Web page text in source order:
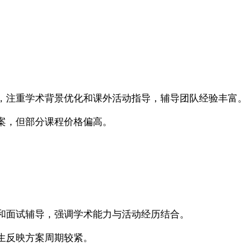
重学术背景优化和课外活动指导，辅导团队经验丰富。
但部分课程价格偏高。
试辅导，强调学术能力与活动经历结合。
映方案周期较紧。